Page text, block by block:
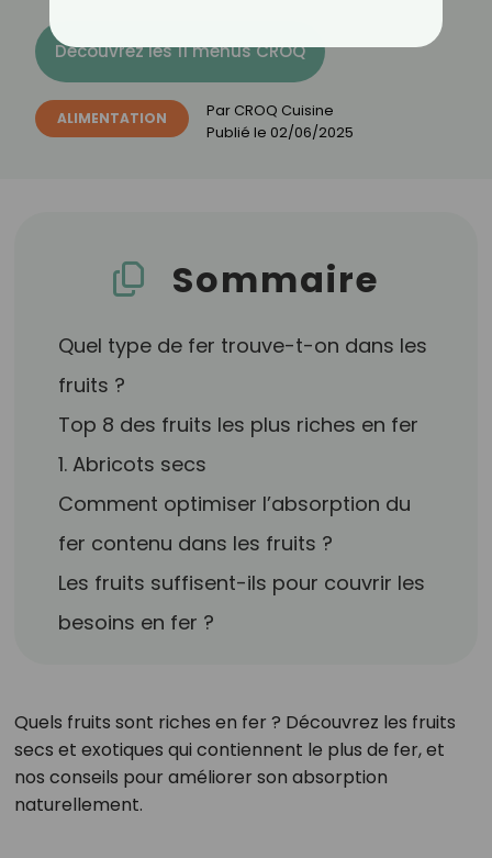
Découvrez les 11 menus CROQ
ALIMENTATION Par CROQ Cuisine
Publié le 02/06/2025
Sommaire
Quel type de fer trouve-t-on dans les
fruits ?
Top 8 des fruits les plus riches en fer
1. Abricots secs
Comment optimiser l’absorption du
fer contenu dans les fruits ?
Les fruits suffisent-ils pour couvrir les
besoins en fer ?
Quels fruits sont riches en fer ? Découvrez les fruits
secs et exotiques qui contiennent le plus de fer, et
nos conseils pour améliorer son absorption
naturellement.